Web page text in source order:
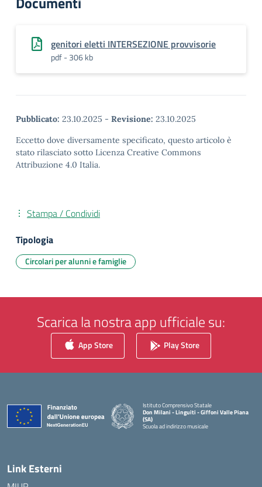
genitori eletti INTERSEZIONE provvisorie
pdf - 306 kb
Pubblicato: 23.10.2025 - Revisione: 23.10.2025
Eccetto dove diversamente specificato, questo articolo è
stato rilasciato sotto Licenza Creative Commons
Attribuzione 4.0 Italia.
Stampa / Condividi
Tipologia
Circolari per alunni e famiglie
Scarica la nostra app ufficiale su:
App Store Play Store
Istituto Comprensivo Statale
Don Milani - Linguiti - Giffoni Valle Piana
(SA)
Scuola ad indirizzo musicale
Link Esterni